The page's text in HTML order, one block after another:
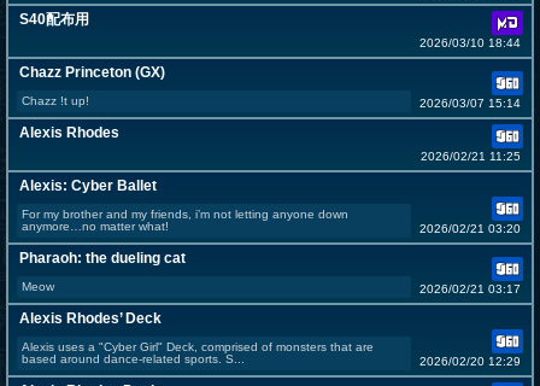
S40配布用
2026/03/10 18:44
Chazz Princeton (GX)
Chazz !t up! 2026/03/07 15:14
Alexis Rhodes
2026/02/21 11:25
Alexis: Cyber Ballet
For my brother and my friends, i’m not letting anyone down
anymore…no matter what!
2026/02/21 03:20
Pharaoh: the dueling cat
Meow 2026/02/21 03:17
Alexis Rhodes’ Deck
Alexis uses a "Cyber Girl" Deck, comprised of monsters that are
based around dance-related sports. S...
2026/02/20 12:29